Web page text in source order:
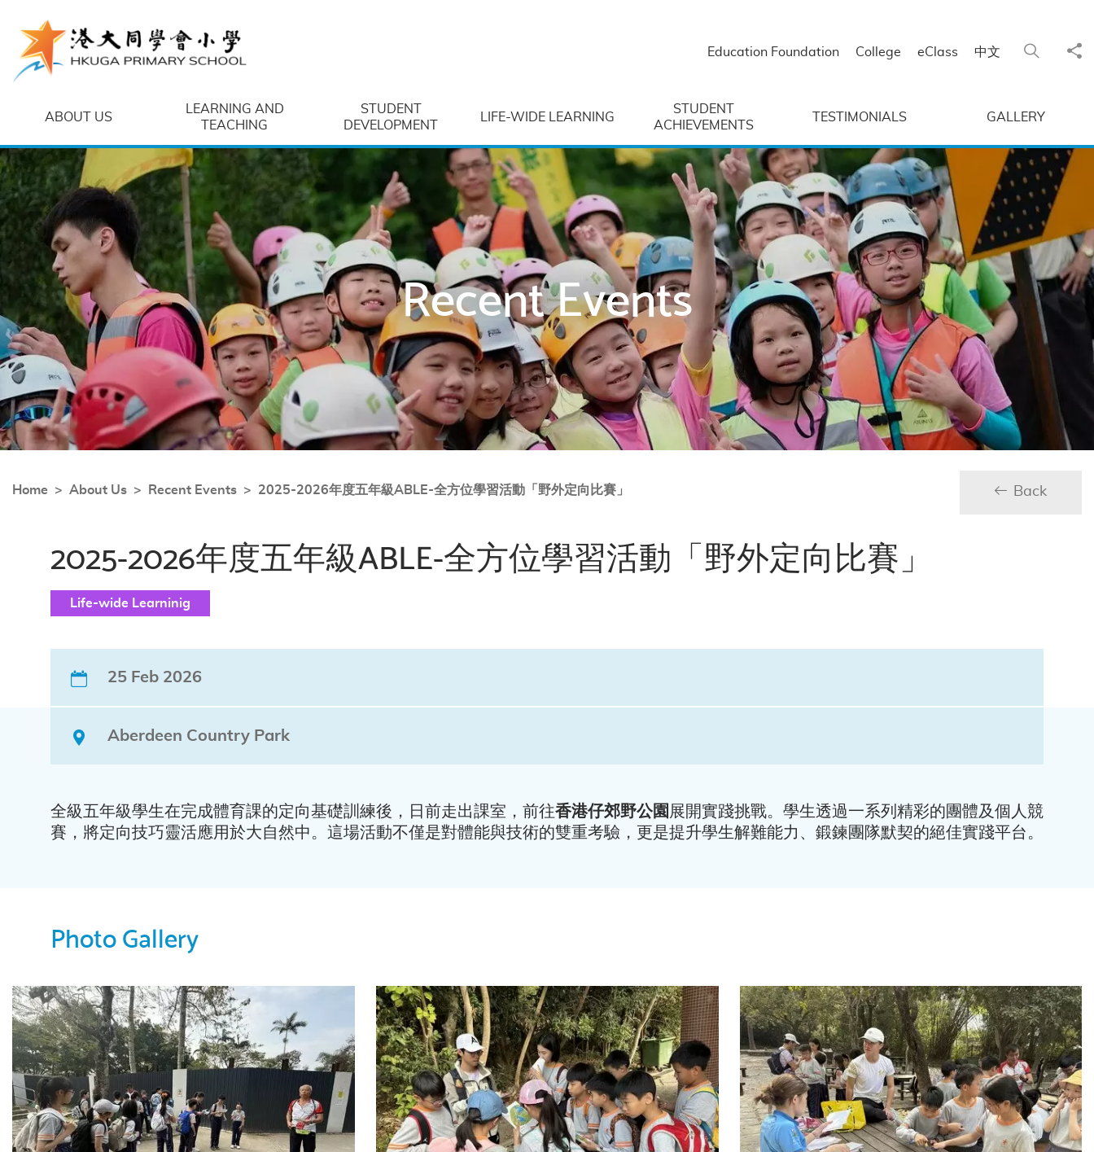
Education Foundation College eClass 中文 Search
ABOUT US
LEARNING AND
TEACHING
STUDENT
DEVELOPMENT
LIFE-WIDE LEARNING
STUDENT
ACHIEVEMENTS
TESTIMONIALS GALLERY
Recent Events
Home About Us Recent Events 2025-2026年度五年級ABLE-全方位學習活動「野外定向比賽」 Back
2025-2026年度五年級ABLE-全方位學習活動「野外定向比賽」
Life-wide Learninig
25 Feb 2026
Aberdeen Country Park
全級五年級學生在完成體育課的定向基礎訓練後，日前走出課室，前往香港仔郊野公園 展開實踐挑戰。學生透過一系列精彩的團體及個人競
賽，將定向技巧靈活應用於大自然中。這場活動不僅是對體能與技術的雙重考驗，更是提升學生解難能力、鍛鍊團隊默契的絕佳實踐平台。
Photo Gallery